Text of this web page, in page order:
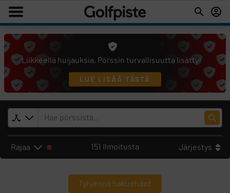
PÖRSSI
Liikkeellä huijauksia, Pörssin turvallisuutta lisätty!
LUE LISÄÄ TÄSTÄ
Rajaa 151 Ilmoitusta Järjestys
Tyhjennä hakuehdot